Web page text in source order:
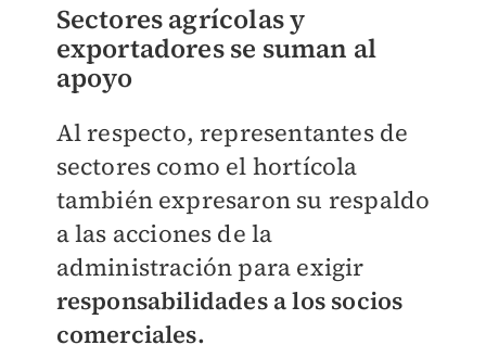
Sectores agrícolas y
exportadores se suman al
apoyo
Al respecto, representantes de
sectores como el hortícola
también expresaron su respaldo
a las acciones de la
administración para exigir
responsabilidades a los socios
comerciales.